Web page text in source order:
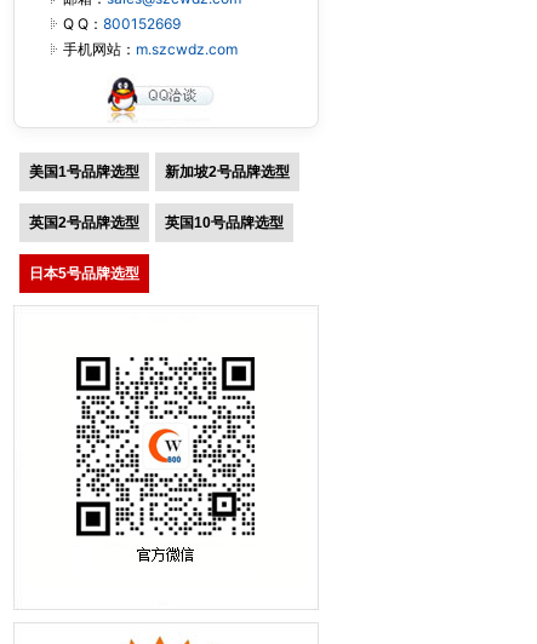
Q Q： 800152669
手机网站： m.szcwdz.com
美国1号品牌选型 新加坡2号品牌选型
英国2号品牌选型 英国10号品牌选型
日本5号品牌选型